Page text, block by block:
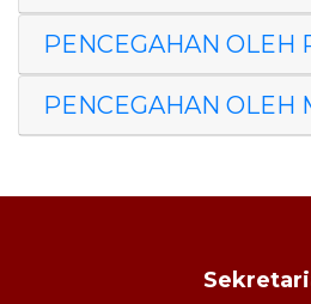
PENCEGAHAN OLEH
PENCEGAHAN OLEH